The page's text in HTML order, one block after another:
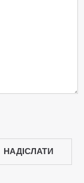
НАДІСЛАТИ